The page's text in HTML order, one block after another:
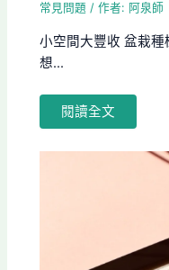
常見問題 / 作者: 阿泉師
小空間大豐收 盆栽
想...
閱讀全文